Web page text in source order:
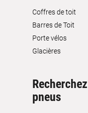
Coffres de toit
Barres de Toit
Porte vélos
Glacières
pneus